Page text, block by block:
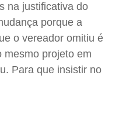
na justificativa do
porque a
o vereador omitiu é
mesmo projeto em
Para que insistir no